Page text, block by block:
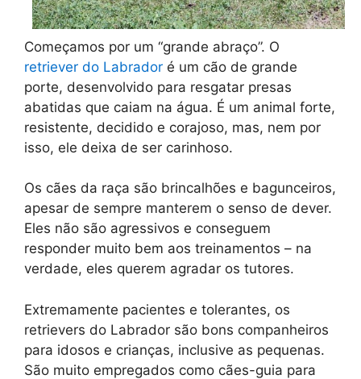
Começamos por um “grande abraço”. O
retriever do Labrador é um cão de grande
porte, desenvolvido para resgatar presas
abatidas que caiam na água. É um animal forte,
resistente, decidido e corajoso, mas, nem por
isso, ele deixa de ser carinhoso.
Os cães da raça são brincalhões e bagunceiros,
apesar de sempre manterem o senso de dever.
Eles não são agressivos e conseguem
responder muito bem aos treinamentos – na
verdade, eles querem agradar os tutores.
Extremamente pacientes e tolerantes, os
retrievers do Labrador são bons companheiros
para idosos e crianças, inclusive as pequenas.
São muito empregados como cães-guia para